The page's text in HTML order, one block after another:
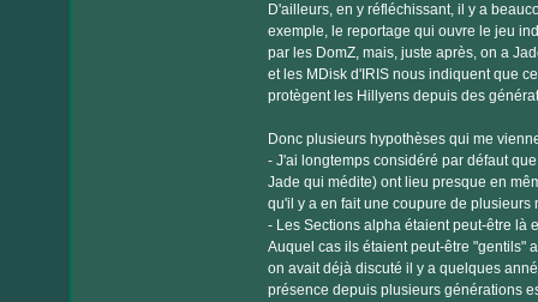
D'ailleurs, en y réfléchissant, il y a
exemple, le reportage qui ouvre le jeu
par les DomZ, mais, juste après, on a
et les MDisk d'IRIS nous indiquent que
protègent les Hillyens depuis des
Donc plusieurs hypothèses qui me
- J'ai longtemps considéré par défaut
Jade qui médite) ont lieu presque en
qu'il y a en fait une coupure de
- Les Sections alpha étaient peut-être là
Auquel cas ils étaient peut-être "gentils"
on avait déjà discuté il y a quelques
présence depuis plusieurs générations